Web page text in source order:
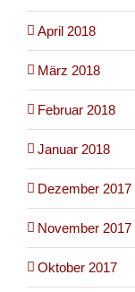
April 2018
März 2018
Februar 2018
Januar 2018
Dezember 2017
November 2017
Oktober 2017